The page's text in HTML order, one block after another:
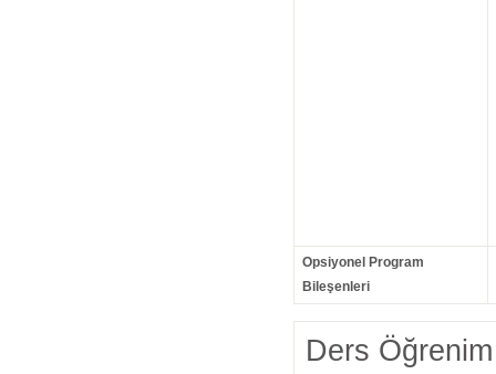
Opsiyonel Program
Bileşenleri
Ders Öğrenim